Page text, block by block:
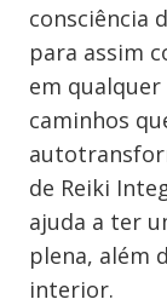
consciência
para assim
em qualquer
caminhos
de Reiki
ajuda a ter
plena, além
interior.